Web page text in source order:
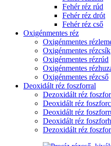
Fehér réz rúd
Fehér réz drót
Fehér réz cső
Oxigénmentes réz
Oxigénmentes
Oxigénmentes rézcsík
Oxigénmentes rézrúd
Oxigénmentes
Oxigénmentes rézcső
Deoxidált réz foszforral
Dezoxidált réz
Deoxidált réz
Deoxidált réz
Deoxidált réz
Dezoxidált réz